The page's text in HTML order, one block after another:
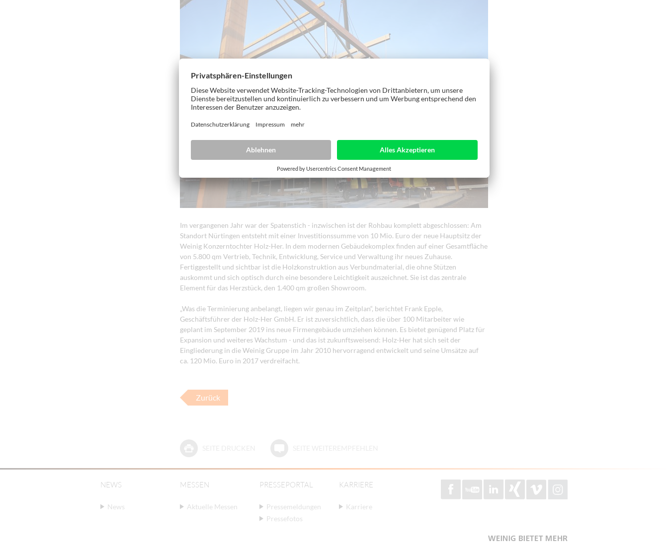
Im vergangenen Jahr war der Spatenstich - inzwischen ist der Rohbau komplett abgeschlossen: Am
Standort Nürtingen entsteht mit einer Investitionssumme von 10 Mio. Euro der neue Hauptsitz der
Weinig Konzerntochter Holz-Her. In dem modernen Gebäudekomplex finden auf einer Gesamtfläche
von 5.800 qm Vertrieb, Technik, Entwicklung, Service und Verwaltung ihr neues Zuhause.
Fertiggestellt und sichtbar ist die Holzkonstruktion aus Verbundmaterial, die ohne Stützen
auskommt und sich optisch durch eine besondere Leichtigkeit auszeichnet. Sie ist das zentrale
Element für das Herzstück, den 1.400 qm großen Showroom.
„Was die Terminierung anbelangt, liegen wir genau im Zeitplan“, berichtet Frank Epple,
Geschäftsführer der Holz-Her GmbH. Er ist zuversichtlich, dass die über 100 Mitarbeiter wie
geplant im September 2019 ins neue Firmengebäude umziehen können. Es bietet genügend Platz für
Expansion und weiteres Wachstum - und das ist zukunftsweisend: Holz-Her hat sich seit der
Eingliederung in die Weinig Gruppe im Jahr 2010 hervorragend entwickelt und seine Umsätze auf
ca. 120 Mio. Euro in 2017 verdreifacht.
Zurück
NEWS
News
MESSEN
Aktuelle Messen
PRESSEPORTAL
Pressemeldungen
Pressefotos
KARRIERE
Karriere